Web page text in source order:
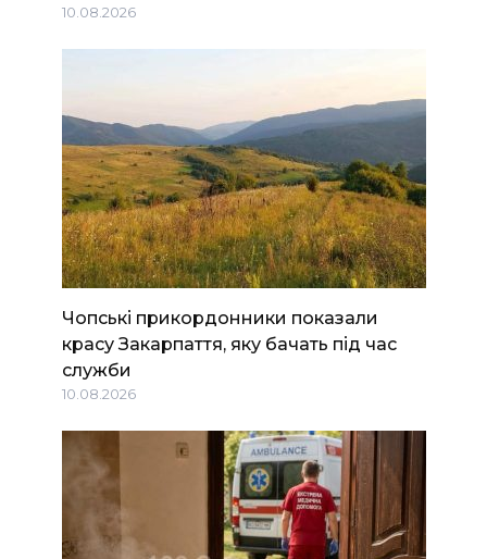
10.08.2026
Чопські прикордонники показали
красу Закарпаття, яку бачать під час
служби
10.08.2026